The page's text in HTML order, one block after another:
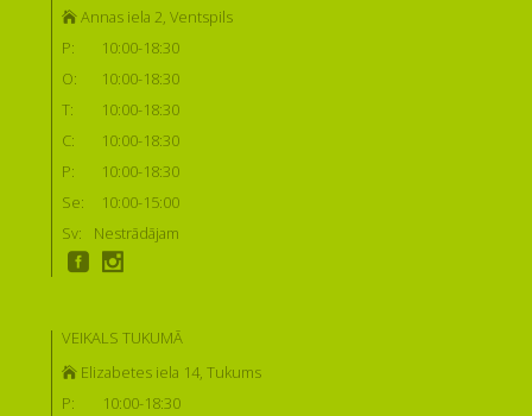
Annas iela 2, Ventspils
P:
10:00-18:30
O:
10:00-18:30
T:
10:00-18:30
C:
10:00-18:30
P:
10:00-18:30
Se:
10:00-15:00
Sv:
Nestrādājam
VEIKALS TUKUMĀ
Elizabetes iela 14, Tukums
P:
10:00-18:30